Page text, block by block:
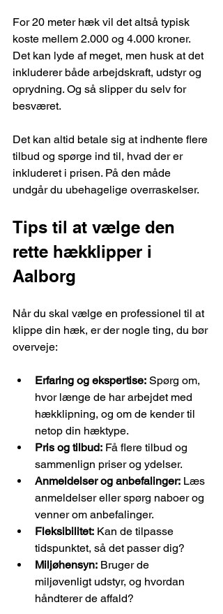
For 20 meter hæk vil det altså typisk
koste mellem 2.000 og 4.000 kroner.
Det kan lyde af meget, men husk at det
inkluderer både arbejdskraft, udstyr og
oprydning. Og så slipper du selv for
besværet.
Det kan altid betale sig at indhente flere
tilbud og spørge ind til, hvad der er
inkluderet i prisen. På den måde
undgår du ubehagelige overraskelser.
Tips til at vælge den
rette hækklipper i
Aalborg
Når du skal vælge en professionel til at
klippe din hæk, er der nogle ting, du bør
overveje:
Erfaring og ekspertise: Spørg om,
hvor længe de har arbejdet med
hækklipning, og om de kender til
netop din hæktype.
Pris og tilbud: Få flere tilbud og
sammenlign priser og ydelser.
Anmeldelser og anbefalinger: Læs
anmeldelser eller spørg naboer og
venner om anbefalinger.
Fleksibilitet: Kan de tilpasse
tidspunktet, så det passer dig?
Miljøhensyn: Bruger de
miljøvenligt udstyr, og hvordan
håndterer de affald?